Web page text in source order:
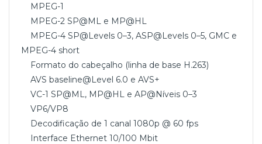
MPEG-1
MPEG-2 SP@ML e MP@HL
MPEG-4 SP@Levels 0–3, ASP@Levels 0–5, GMC e
MPEG-4 short
Formato do cabeçalho (linha de base H.263)
AVS baseline@Level 6.0 e AVS+
VC-1 SP@ML, MP@HL e AP@Níveis 0–3
VP6/VP8
Decodificação de 1 canal 1080p @ 60 fps
Interface Ethernet 10/100 Mbit